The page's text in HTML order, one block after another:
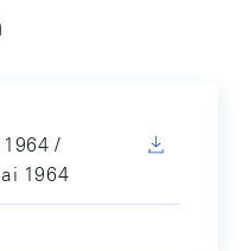
/
1964